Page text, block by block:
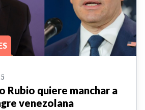
Rubio quiere manchar a
venezolana